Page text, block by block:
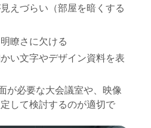
えづらい（部屋を暗くする
瞭さに欠ける
い文字やデザイン資料を表
が必要な大会議室や、映像
して検討するのが適切で